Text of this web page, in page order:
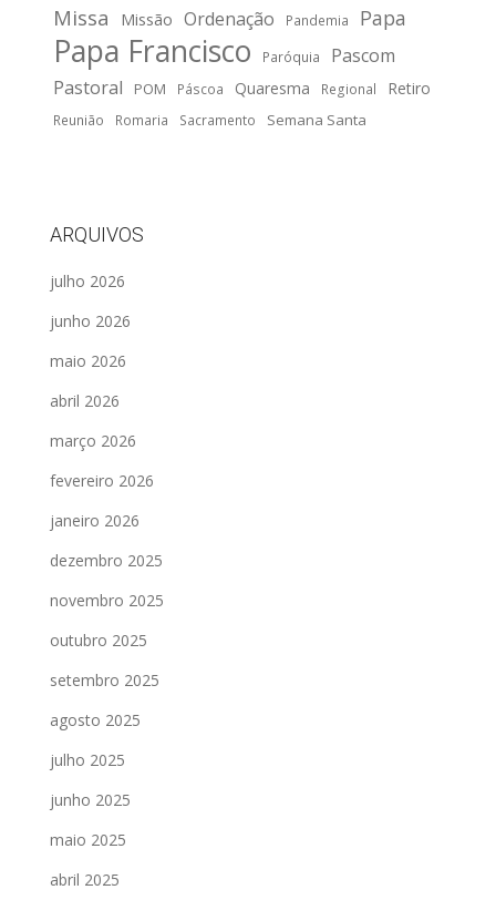
Missa Missão Ordenação Pandemia Papa
Papa Francisco Paróquia
Pascom
Pastoral
POM Páscoa Quaresma Regional Retiro
Reunião Romaria Sacramento Semana Santa
ARQUIVOS
julho 2026
junho 2026
maio 2026
abril 2026
março 2026
fevereiro 2026
janeiro 2026
dezembro 2025
novembro 2025
outubro 2025
setembro 2025
agosto 2025
julho 2025
junho 2025
maio 2025
abril 2025